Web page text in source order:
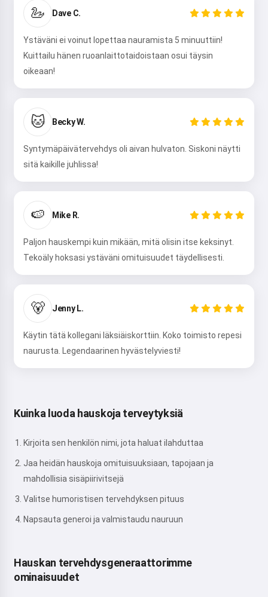
🦢 Dave C.
Ystäväni ei voinut lopettaa nauramista 5 minuuttiin!
Kuittailu hänen ruoanlaittotaidoistaan osui täysin
oikeaan!
🐱 Becky W.
Syntymäpäivätervehdys oli aivan hulvaton. Siskoni näytti
sitä kaikille juhlissa!
🍉 Mike R.
Paljon hauskempi kuin mikään, mitä olisin itse keksinyt.
Tekoäly hoksasi ystäväni omituisuudet täydellisesti.
🐻 Jenny L.
Käytin tätä kollegani läksiäiskorttiin. Koko toimisto repesi
naurusta. Legendaarinen hyvästelyviesti!
Kuinka luoda hauskoja terveytyksiä
Kirjoita sen henkilön nimi, jota haluat ilahduttaa
Jaa heidän hauskoja omituisuuksiaan, tapojaan ja
mahdollisia sisäpiirivitsejä
Valitse humoristisen tervehdyksen pituus
Napsauta generoi ja valmistaudu nauruun
Hauskan tervehdysgeneraattorimme
ominaisuudet